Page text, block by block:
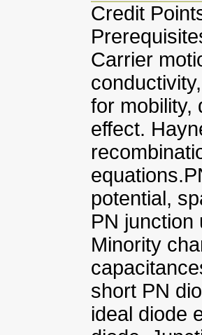
Credit
Carrier
for mobility,
effect.
potential,
PN junction
Minority
short PN
ideal diode